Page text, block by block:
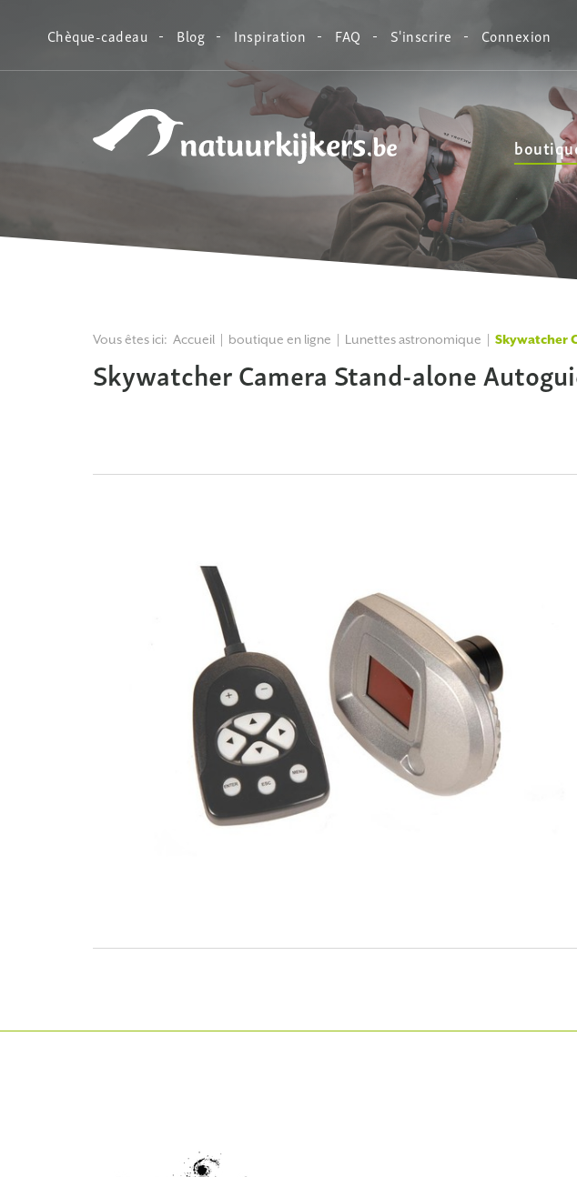
Chèque-cadeau Blog Inspiration FAQ S'inscrire Connexion
Vous êtes ici: Accueil boutique en ligne Lunettes astronomique Skywatcher
Skywatcher Camera Stand-alone